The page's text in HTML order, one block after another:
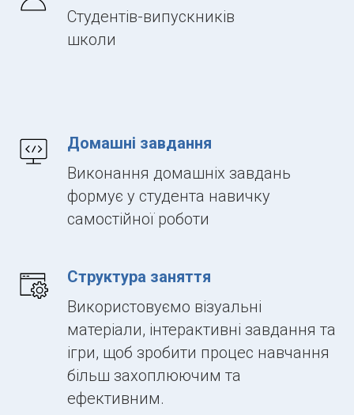
Студентів-випускників
школи
Домашні завдання
Виконання домашніх завдань
формує у студента навичку
самостійної роботи
Структура заняття
Використовуємо візуальні
матеріали, інтерактивні завдання та
ігри, щоб зробити процес навчання
більш захоплюючим та
ефективним.